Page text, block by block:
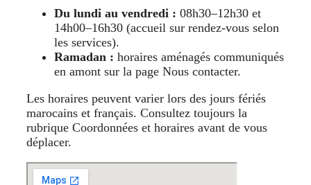
Du lundi au vendredi : 08h30–12h30 et
14h00–16h30 (accueil sur rendez-vous selon
les services).
Ramadan : horaires aménagés communiqués
en amont sur la page Nous contacter.
Les horaires peuvent varier lors des jours fériés
marocains et français. Consultez toujours la
rubrique Coordonnées et horaires avant de vous
déplacer.